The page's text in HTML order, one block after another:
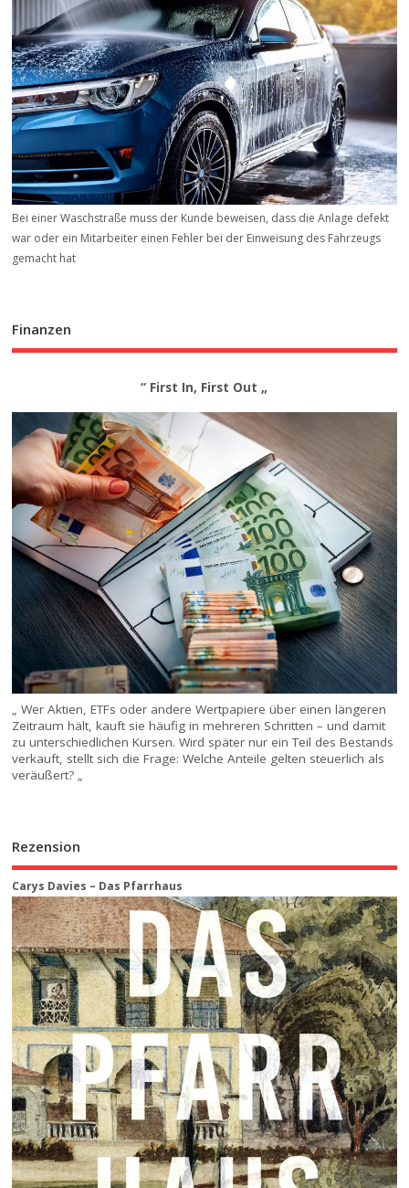
Bei einer Waschstraße muss der Kunde beweisen, dass die Anlage defekt
war oder ein Mitarbeiter einen Fehler bei der Einweisung des Fahrzeugs
gemacht hat
Finanzen
“ First In, First Out „
„ Wer Aktien, ETFs oder andere Wertpapiere über einen längeren
Zeitraum hält, kauft sie häufig in mehreren Schritten – und damit
zu unterschiedlichen Kursen. Wird später nur ein Teil des Bestands
verkauft, stellt sich die Frage: Welche Anteile gelten steuerlich als
veräußert? „
Rezension
Carys Davies – Das Pfarrhaus